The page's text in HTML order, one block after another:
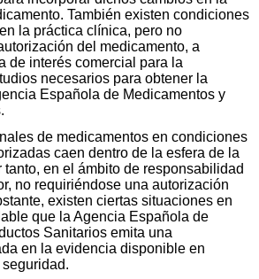
También existen condiciones
la práctica clínica, pero no
del medicamento, a
de interés comercial para la
necesarios para obtener la
Española de Medicamentos y
de medicamentos en condiciones
caen dentro de la esfera de la
tanto, en el ámbito de responsabilidad
no requiriéndose una autorización
existen ciertas situaciones en
que la Agencia Española de
Sanitarios emita una
en la evidencia disponible en